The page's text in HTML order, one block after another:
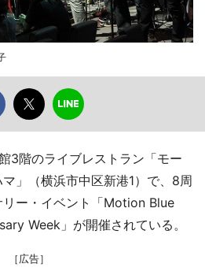
3階のライブレストラン「モー
」（横浜市中区新港1）で、8周
ー・イベント「Motion Blue
Week」が開催されている。
［広告］